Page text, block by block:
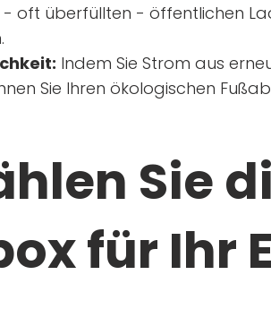
oft überfüllten - öffentlichen
Indem Sie Strom aus
Sie Ihren ökologischen
Sie
für Ihr